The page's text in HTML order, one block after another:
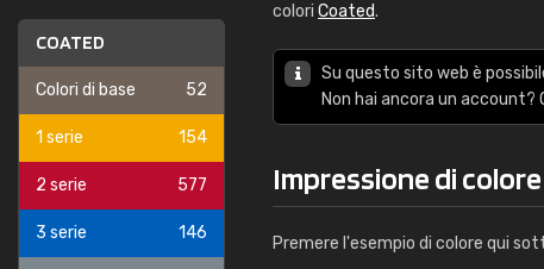
COATED
Colori di base 52
1 serie 154
2 serie 577
3 serie 146
colori Coated.
Su questo sito web è
Non hai ancora un account?
Impressione di colore
Premere l'esempio di colore qui